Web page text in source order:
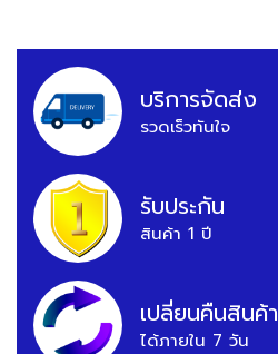
บริการจัดส่ง
รวดเร็วทันใจ
รับประกัน
สินค้า 1 ปี
เปลี่ยนคืนสินค้า
ได้ภายใน 7 วัน